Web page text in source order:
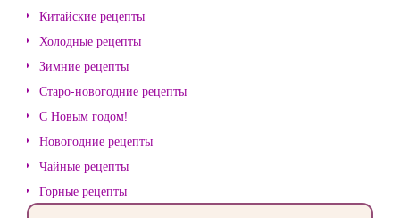
Китайские рецепты
Холодные рецепты
Зимние рецепты
Старо-новогодние рецепты
С Новым годом!
Новогодние рецепты
Чайные рецепты
Горные рецепты